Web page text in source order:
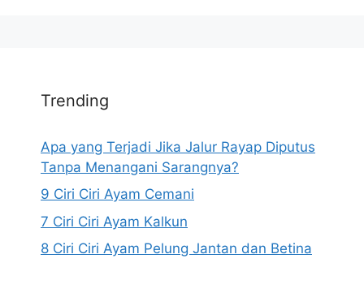
Trending
Apa yang Terjadi Jika Jalur Rayap Diputus
Tanpa Menangani Sarangnya?
9 Ciri Ciri Ayam Cemani
7 Ciri Ciri Ayam Kalkun
8 Ciri Ciri Ayam Pelung Jantan dan Betina